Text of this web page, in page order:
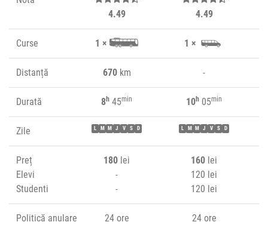
4.49
4.49
Curse 1 × 1 ×
Distanță 670km -
Durată 8h 45min 10h 05min
Zile L M M J V S D L M M J V S D
Preț
Elevi
Studenti
180 lei
-
-
160 lei
120 lei
120 lei
Politică anulare 24 ore 24 ore